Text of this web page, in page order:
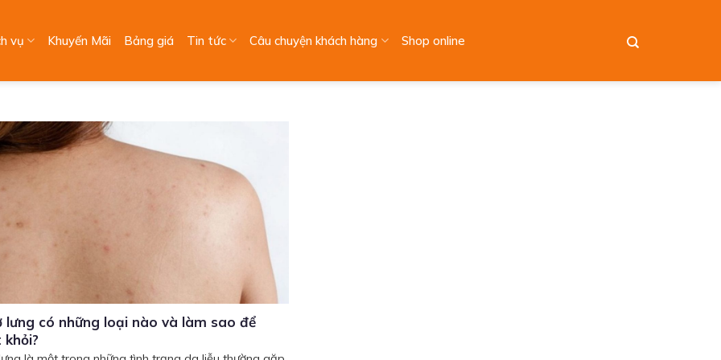
vụ Khuyến Mãi Bảng giá Tin tức Câu chuyện khách hàng Shop online
lưng có những loại nào và làm sao để